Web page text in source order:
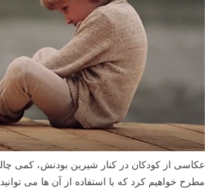
مطرح خواهیم کرد که با استفاده از آن ها می